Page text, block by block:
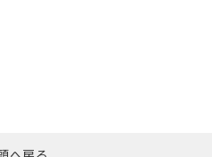
に遡って非含有を証明するもの